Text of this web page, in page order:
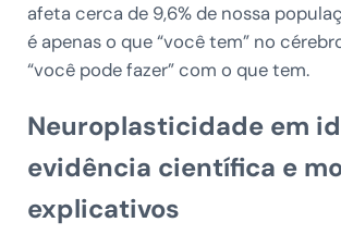
afeta cerca de 9,6% de nossa
é apenas o que “você tem” no
“você pode fazer” com o que tem.
Neuroplasticidade em
evidência científica e
explicativos